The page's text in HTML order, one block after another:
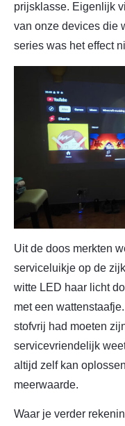
prijsklasse. Eigenlijk
van onze devices die
series was het effect
Uit de doos merkten
serviceluikje op de
witte LED haar licht
met een
stofvrij had moeten
servicevriendelijk
altijd zelf kan
meerwaarde.
Waar je verder